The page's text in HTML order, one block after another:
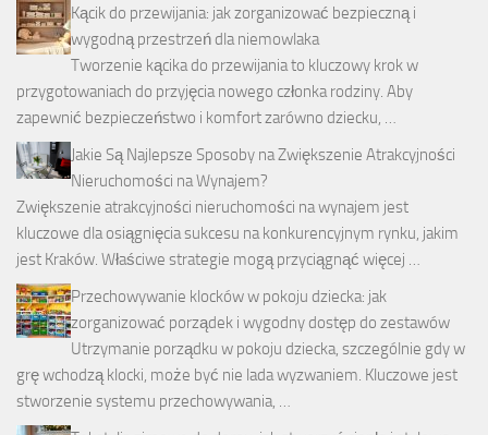
Kącik do przewijania: jak zorganizować bezpieczną i
wygodną przestrzeń dla niemowlaka
Tworzenie kącika do przewijania to kluczowy krok w
przygotowaniach do przyjęcia nowego członka rodziny. Aby
zapewnić bezpieczeństwo i komfort zarówno dziecku, …
Jakie Są Najlepsze Sposoby na Zwiększenie Atrakcyjności
Nieruchomości na Wynajem?
Zwiększenie atrakcyjności nieruchomości na wynajem jest
kluczowe dla osiągnięcia sukcesu na konkurencyjnym rynku, jakim
jest Kraków. Właściwe strategie mogą przyciągnąć więcej …
Przechowywanie klocków w pokoju dziecka: jak
zorganizować porządek i wygodny dostęp do zestawów
Utrzymanie porządku w pokoju dziecka, szczególnie gdy w
grę wchodzą klocki, może być nie lada wyzwaniem. Kluczowe jest
stworzenie systemu przechowywania, …